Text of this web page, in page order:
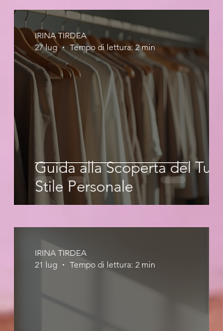
Guida alla Scoperta del Tuo
Stile Personale
IRINA TIRDEA
27 lug
Tempo di lettura: 2 min
IRINA TIRDEA
21 lug
Tempo di lettura: 2 min